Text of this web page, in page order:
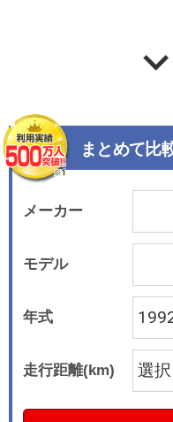
まとめて比
メーカー
モデル
年式
走行距離(km)